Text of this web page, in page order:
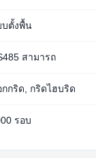
บตั้งพื้น
สามารถ
กริด, กริดไฮบริด
รอบ